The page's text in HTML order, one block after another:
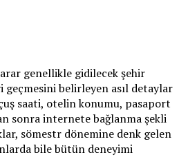
genellikle gidilecek şehir
belirleyen asıl detaylar
saati, otelin konumu, pasaport
sonra internete bağlanma şekli
sömestr dönemine denk gelen
bile bütün deneyimi